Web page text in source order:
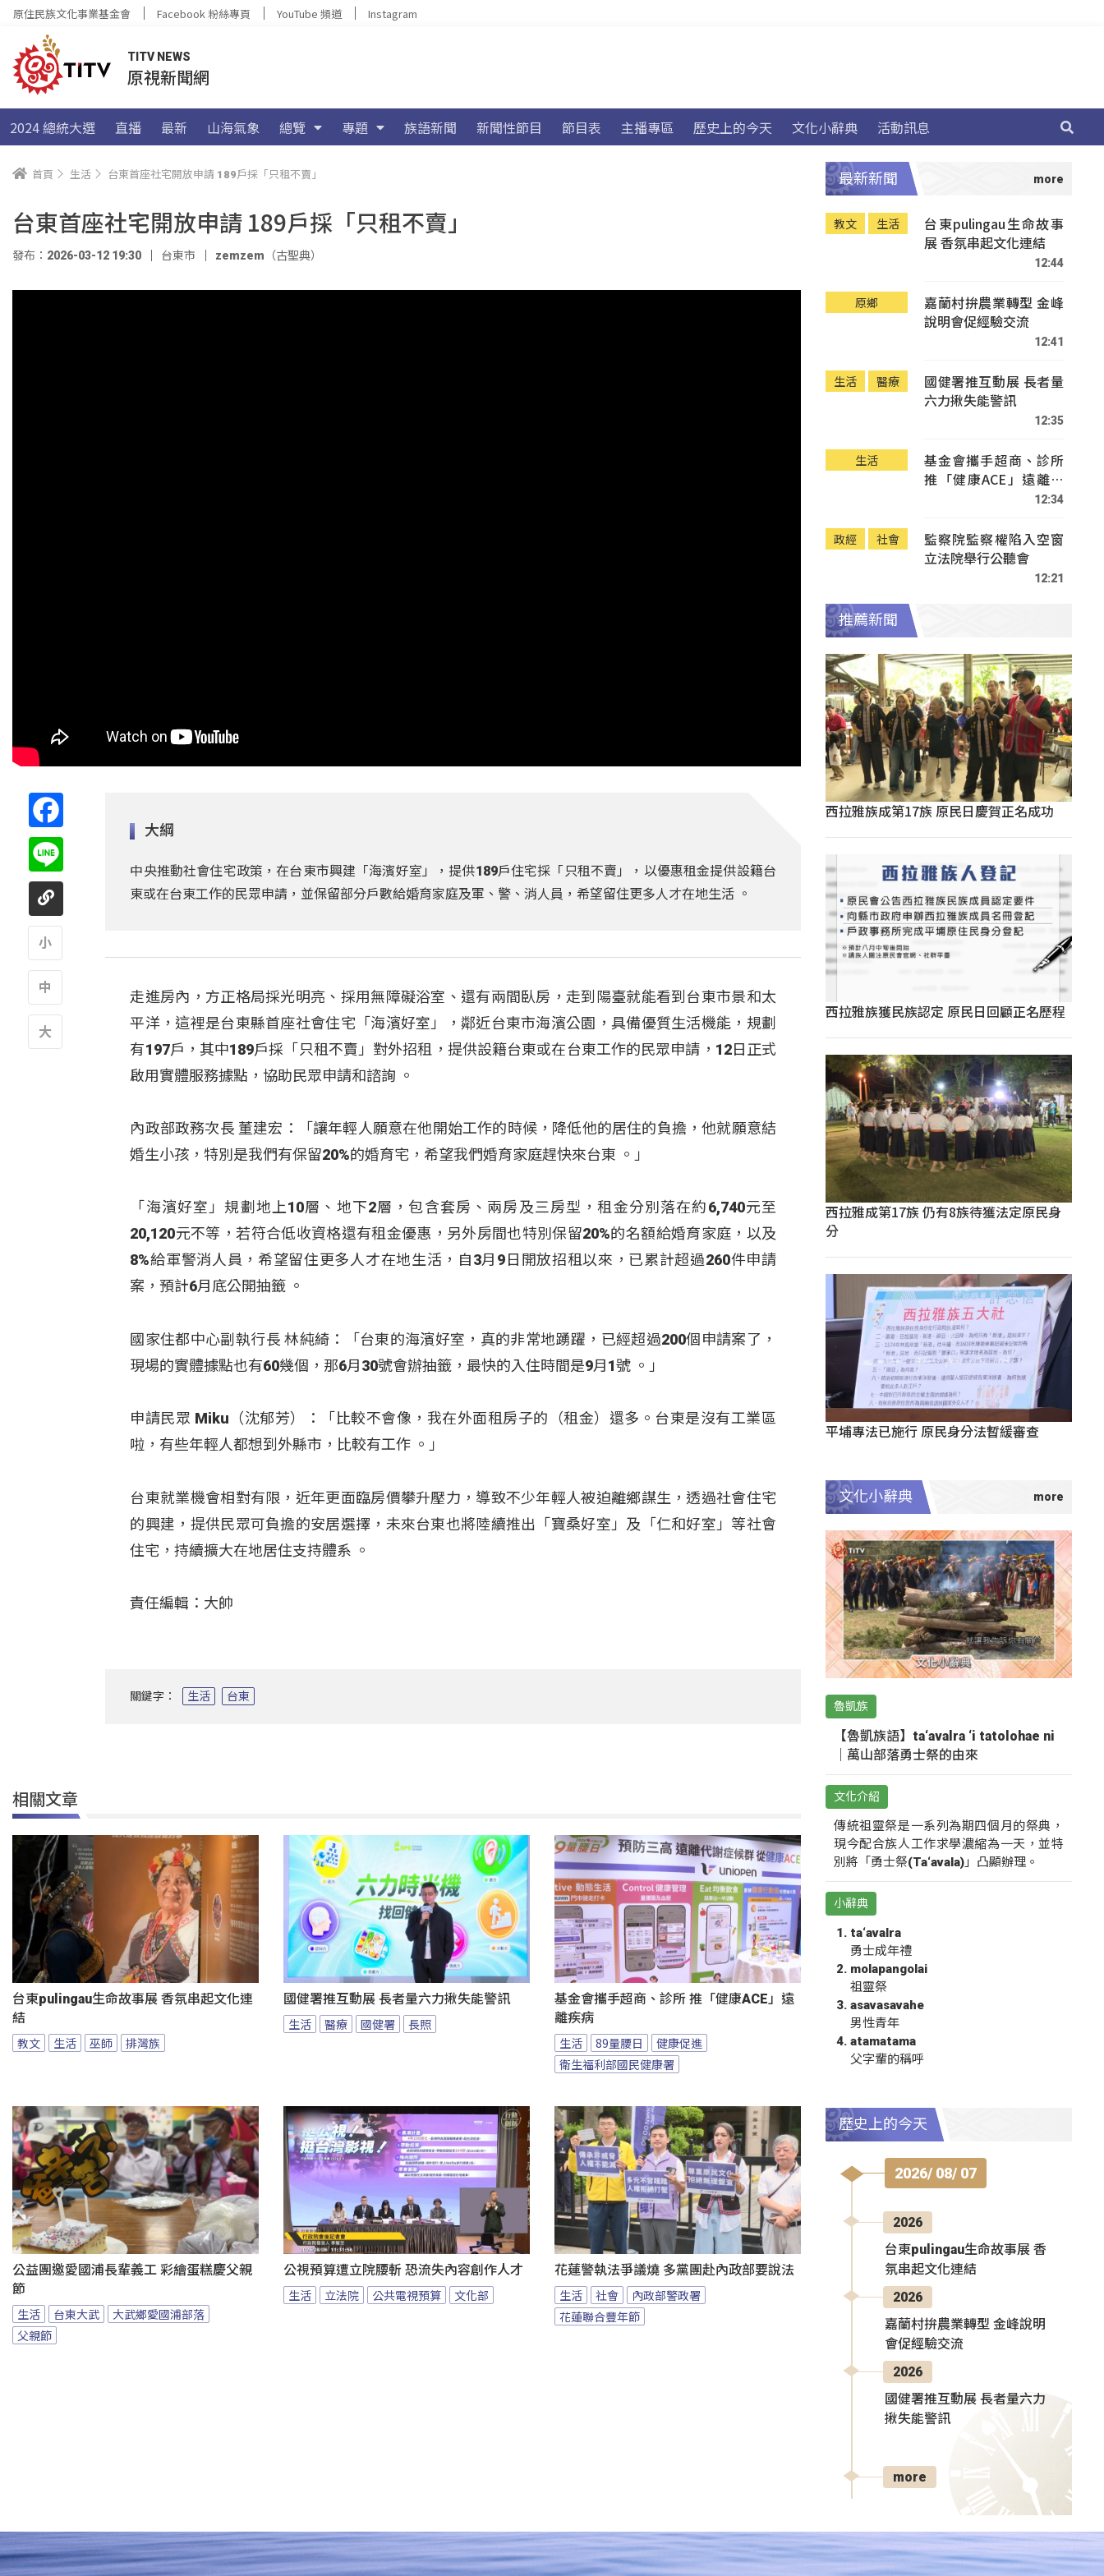
原住民族文化事業基金會 Facebook 粉絲專頁 YouTube 頻道 Instagram
TITV NEWS
原視新聞網
2024 總統大選 直播 最新 山海氣象 總覽 專題 族語新聞 新聞性節目 節目表 主播專區 歷史上的今天 文化小辭典 活動訊息
首頁 生活 台東首座社宅開放申請 189戶採「只租不賣」
台東首座社宅開放申請 189戶採「只租不賣」
發布：2026-03-12 19:30 台東市 zemzem（古聖典）
大綱
中央推動社會住宅政策，在台東市興建「海濱好室」，提供189戶住宅採「只租不賣」，以優惠租金提供設籍台
東或在台東工作的民眾申請，並保留部分戶數給婚育家庭及軍、警、消人員，希望留住更多人才在地生活 。
走進房內，方正格局採光明亮、採用無障礙浴室、還有兩間臥房，走到陽臺就能看到台東市景和太
平洋，這裡是台東縣首座社會住宅「海濱好室」，鄰近台東市海濱公園，具備優質生活機能，規劃
有197戶，其中189戶採「只租不賣」對外招租，提供設籍台東或在台東工作的民眾申請，12日正式
啟用實體服務據點，協助民眾申請和諮詢 。
內政部政務次長 董建宏：「讓年輕人願意在他開始工作的時候，降低他的居住的負擔，他就願意結
婚生小孩，特別是我們有保留20%的婚育宅，希望我們婚育家庭趕快來台東 。」
「海濱好室」規劃地上10層、地下2層，包含套房、兩房及三房型，租金分別落在約6,740元至
20,120元不等，若符合低收資格還有租金優惠，另外房間也特別保留20%的名額給婚育家庭，以及
8%給軍警消人員，希望留住更多人才在地生活，自3月9日開放招租以來，已累計超過260件申請
案，預計6月底公開抽籤 。
國家住都中心副執行長 林純綺：「台東的海濱好室，真的非常地踴躍，已經超過200個申請案了，
現場的實體據點也有60幾個，那6月30號會辦抽籤，最快的入住時間是9月1號 。」
申請民眾 Miku（沈郁芳）：「比較不會像，我在外面租房子的（租金）還多。台東是沒有工業區
啦，有些年輕人都想到外縣市，比較有工作 。」
台東就業機會相對有限，近年更面臨房價攀升壓力，導致不少年輕人被迫離鄉謀生，透過社會住宅
的興建，提供民眾可負擔的安居選擇，未來台東也將陸續推出「寶桑好室」及「仁和好室」等社會
住宅，持續擴大在地居住支持體系 。
責任編輯：大帥
關鍵字： 生活 台東
相關文章
台東pulingau生命故事展 香氛串起文化連
結
教文 生活 巫師 排灣族
國健署推互動展 長者量六力揪失能警訊
生活 醫療 國健署 長照
基金會攜手超商、診所 推「健康ACE」遠
離疾病
生活 89量腰日
健康促進
衛生福利部國民健康署
公益團邀愛國浦長輩義工 彩繪蛋糕慶父親
節
生活 台東大武
大武鄉愛國浦部落
父親節
公視預算遭立院腰斬 恐流失內容創作人才
生活 立法院 公共電視預算 文化部
花蓮警執法爭議燒 多黨團赴內政部要說法
生活 社會
內政部警政署
花蓮聯合豐年節
最新新聞
教文 生活
台東pulingau生命故事
展 香氛串起文化連結
12:44
原鄉
嘉蘭村拚農業轉型 金峰
說明會促經驗交流
12:41
生活 醫療
國健署推互動展 長者量
六力揪失能警訊
12:35
生活
基金會攜手超商、診所
推「健康ACE」遠離疾
12:34
政經 社會
監察院監察權陷入空窗
立法院舉行公聽會
12:21
推薦新聞
西拉雅族成第17族 原民日慶賀正名成功
西拉雅族獲民族認定 原民日回顧正名歷程
西拉雅成第17族 仍有8族待獲法定原民身
分
平埔專法已施行 原民身分法暫緩審查
文化小辭典
魯凱族
【魯凱族語】ta‘avalra ‘i tatolohae ni
｜萬山部落勇士祭的由來
文化介紹
傳統祖靈祭是一系列為期四個月的祭典，
現今配合族人工作求學濃縮為一天，並特
別將「勇士祭(Ta‘avala)」凸顯辦理。
小辭典
ta‘avalra
勇士成年禮
molapangolai
祖靈祭
asavasavahe
男性青年
atamatama
父字輩的稱呼
歷史上的今天
2026/ 08/ 07
2026
台東pulingau生命故事展 香
氛串起文化連結
2026
嘉蘭村拚農業轉型 金峰說明
會促經驗交流
2026
國健署推互動展 長者量六力
揪失能警訊
more